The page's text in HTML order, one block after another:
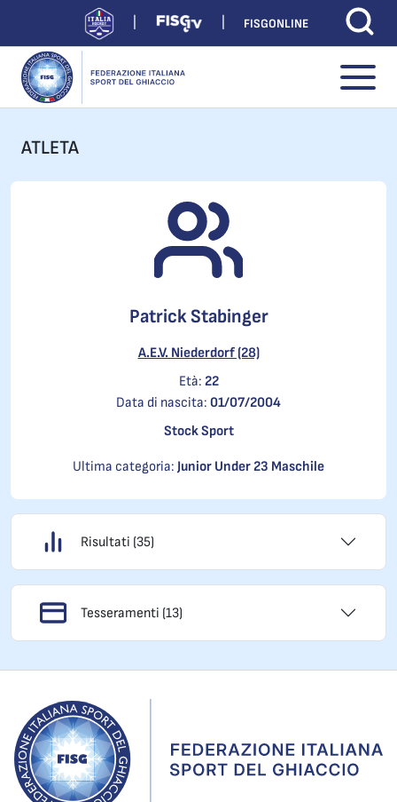
FISGONLINE
ATLETA
Patrick Stabinger
A.E.V. Niederdorf (28)
Età: 22
Data di nascita: 01/07/2004
Stock Sport
Ultima categoria: Junior Under 23 Maschile
Risultati (35)
Tesseramenti (13)